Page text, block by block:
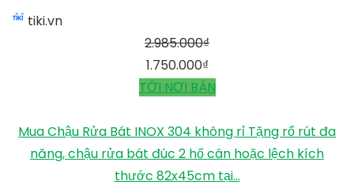
tiki.vn
2.985.000₫
1.750.000₫
TỚI NƠI BÁN
Mua Chậu Rửa Bát INOX 304 không rỉ Tặng rổ rút đa
năng, chậu rửa bát đúc 2 hố cân hoặc lệch kích
thước 82x45cm tại...